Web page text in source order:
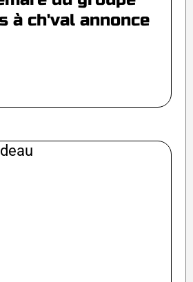
à ch'val annonce